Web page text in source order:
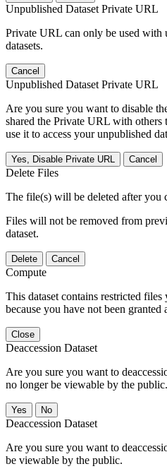
Unpublished Dataset Private URL
Private URL can only be used with
datasets.
Cancel
Unpublished Dataset Private URL
Are you sure you want to disable
shared the Private URL with
use it to access your unpublished
Yes, Disable Private URL Cancel
Delete Files
The file(s) will be deleted after you
Files will not be removed from
dataset.
Delete Cancel
Compute
This dataset contains restricted
because you have not been granted
Close
Deaccession Dataset
Are you sure you want to
no longer be viewable by the public.
No
Deaccession Dataset
Are you sure you want to
be viewable by the public.